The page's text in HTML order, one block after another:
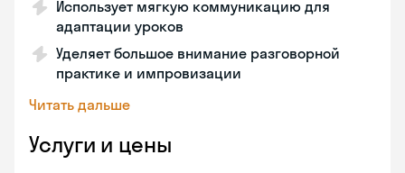
Использует мягкую коммуникацию для
адаптации уроков
Уделяет большое внимание разговорной
практике и импровизации
Читать дальше
Услуги и цены